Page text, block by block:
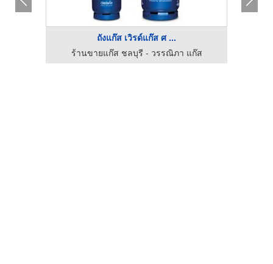
ถังแก๊ส เวิรด์แก๊ส ศ ...
ร้านขายแก๊ส ชลบุรี - วรรณิภา แก๊ส